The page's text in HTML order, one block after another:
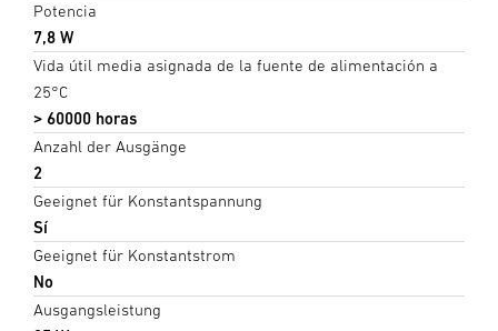
Potencia
7,8 W
Vida útil media asignada de la fuente de alimentación a
25°C
> 60000 horas
Anzahl der Ausgänge
2
Geeignet für Konstantspannung
Sí
Geeignet für Konstantstrom
No
Ausgangsleistung